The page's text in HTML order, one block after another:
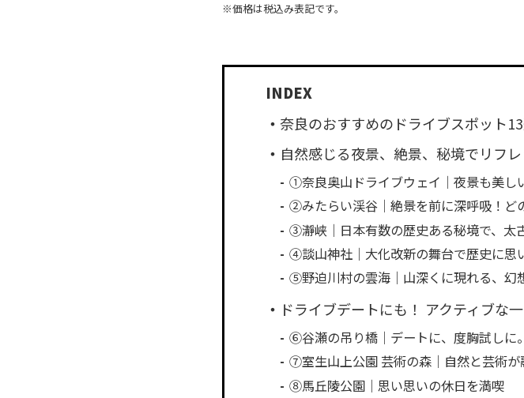
※価格は税込み表記です。
奈良のおすすめのドライブスポット
自然感じる夜景、絶景、秘境でリフ
①奈良奥山ドライブウェイ｜夜景も美し
②みたらい渓谷｜絶景を前に深呼吸！ど
③瀞峡｜日本有数の歴史ある秘境で、太
④談山神社｜大化改新の舞台で歴史に思
⑤野迫川村の雲海｜山深くに現れる、幻
ドライブデートにも！ アクティブな
⑥谷瀬の吊り橋｜デートに、度胸試しに
⑦室生山上公園 芸術の森｜自然と芸術
⑧馬丘陵公園｜思い思いの休日を満喫